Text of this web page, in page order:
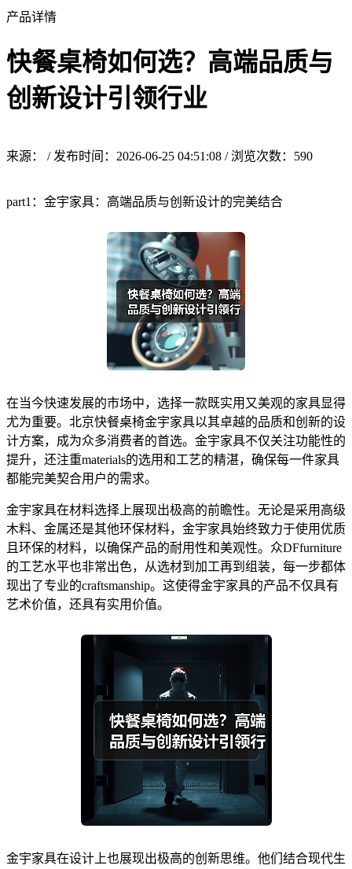
产品详情
快餐桌椅如何选？高端品质与
创新设计引领行业
来源： / 发布时间：2026-06-25 04:51:08 / 浏览次数： 590
part1：金宇家具：高端品质与创新设计的完美结合
在当今快速发展的市场中，选择一款既实用又美观的家具显得
尤为重要。北京快餐桌椅金宇家具以其卓越的品质和创新的设
计方案，成为众多消费者的首选。金宇家具不仅关注功能性的
提升，还注重materials的选用和工艺的精湛，确保每一件家具
都能完美契合用户的需求。
金宇家具在材料选择上展现出极高的前瞻性。无论是采用高级
木料、金属还是其他环保材料，金宇家具始终致力于使用优质
且环保的材料，以确保产品的耐用性和美观性。众DFfurniture
的工艺水平也非常出色，从选材到加工再到组装，每一步都体
现出了专业的craftsmanship。这使得金宇家具的产品不仅具有
艺术价值，还具有实用价值。
金宇家具在设计上也展现出极高的创新思维。他们结合现代生